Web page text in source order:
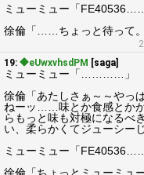
ミューミュー「
徐倫「……ちょっと待って
19: ◆eUwxvhsdPM [saga]
ミューミュー「…………」
徐倫「あたしさぁ～～やっ
ねーッ……味とか食感とか
らもっと味も対極になるべ
い、柔らかくてジューシー
ミューミュー「